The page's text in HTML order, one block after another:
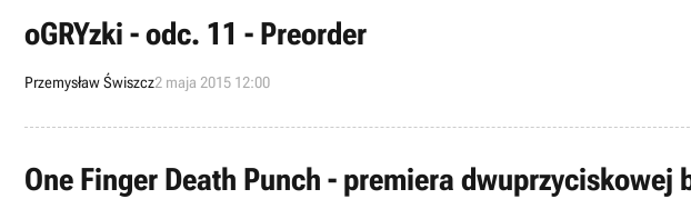
oGRYzki - odc. 11 - Preorder
Przemysław Świszcz2 maja 2015 12:00
One Finger Death Punch - premiera dwuprzyciskowej